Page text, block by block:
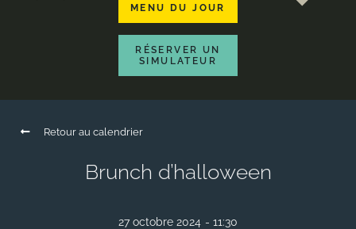
MENU DU JOUR
RÉSERVER UN
SIMULATEUR
Retour au calendrier
Brunch d’halloween
27 octobre 2024 - 11:30